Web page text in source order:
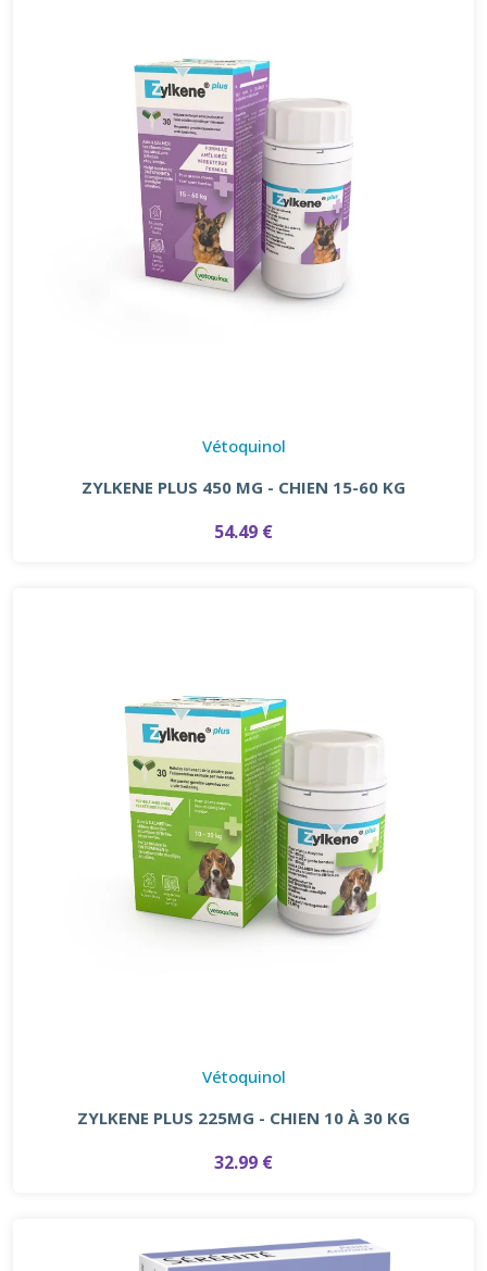
Vétoquinol
ZYLKENE PLUS 450 MG - CHIEN 15-60 KG
54.49 €
Vétoquinol
ZYLKENE PLUS 225MG - CHIEN 10 À 30 KG
32.99 €